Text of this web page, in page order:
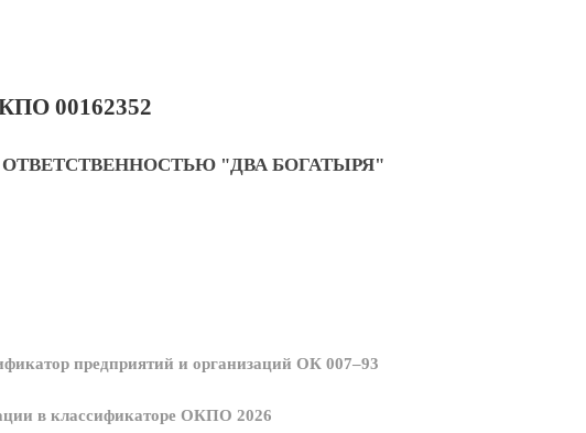
00162352
"ДВА БОГАТЫРЯ"
предприятий и организаций ОК 007–93
в классификаторе ОКПО 2026